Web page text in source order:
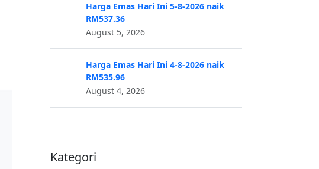
Harga Emas Hari Ini 5-8-2026 naik
RM537.36
August 5, 2026
Harga Emas Hari Ini 4-8-2026 naik
RM535.96
August 4, 2026
Kategori